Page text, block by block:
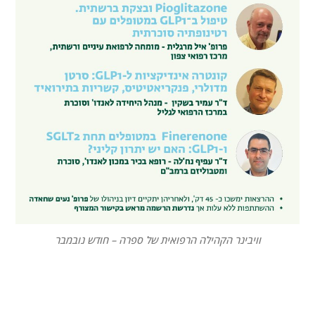
וויבינר הקהילה הרפואית של ספרה – חודש נובמבר